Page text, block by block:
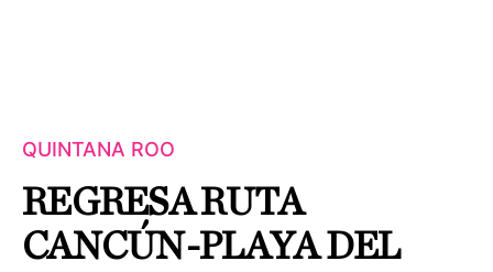
QUINTANA ROO
REGRESA RUTA
CANCÚN-PLAYA DEL